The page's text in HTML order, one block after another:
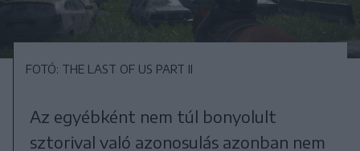
FOTÓ: THE LAST OF US PART II
Az egyébként nem túl bonyolult
sztorival való azonosulás azonban nem